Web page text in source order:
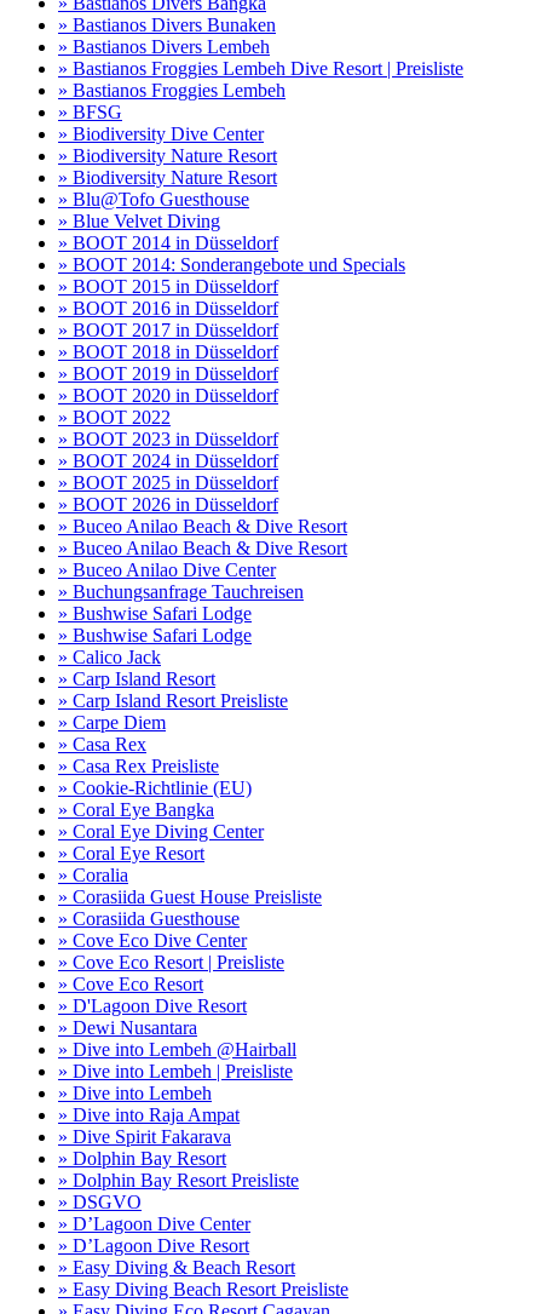
» Bastianos Divers Bunaken
» Bastianos Divers Lembeh
» Bastianos Froggies Lembeh Dive Resort | Preisliste
» Bastianos Froggies Lembeh
» BFSG
» Biodiversity Dive Center
» Biodiversity Nature Resort
» Biodiversity Nature Resort
» Blu@Tofo Guesthouse
» Blue Velvet Diving
» BOOT 2014 in Düsseldorf
» BOOT 2014: Sonderangebote und Specials
» BOOT 2015 in Düsseldorf
» BOOT 2016 in Düsseldorf
» BOOT 2017 in Düsseldorf
» BOOT 2018 in Düsseldorf
» BOOT 2019 in Düsseldorf
» BOOT 2020 in Düsseldorf
» BOOT 2022
» BOOT 2023 in Düsseldorf
» BOOT 2024 in Düsseldorf
» BOOT 2025 in Düsseldorf
» BOOT 2026 in Düsseldorf
» Buceo Anilao Beach & Dive Resort
» Buceo Anilao Beach & Dive Resort
» Buceo Anilao Dive Center
» Buchungsanfrage Tauchreisen
» Bushwise Safari Lodge
» Bushwise Safari Lodge
» Calico Jack
» Carp Island Resort
» Carp Island Resort Preisliste
» Carpe Diem
» Casa Rex
» Casa Rex Preisliste
» Cookie-Richtlinie (EU)
» Coral Eye Bangka
» Coral Eye Diving Center
» Coral Eye Resort
» Coralia
» Corasiida Guest House Preisliste
» Corasiida Guesthouse
» Cove Eco Dive Center
» Cove Eco Resort | Preisliste
» Cove Eco Resort
» D'Lagoon Dive Resort
» Dewi Nusantara
» Dive into Lembeh @Hairball
» Dive into Lembeh | Preisliste
» Dive into Lembeh
» Dive into Raja Ampat
» Dive Spirit Fakarava
» Dolphin Bay Resort
» Dolphin Bay Resort Preisliste
» DSGVO
» D’Lagoon Dive Center
» D’Lagoon Dive Resort
» Easy Diving & Beach Resort
» Easy Diving Beach Resort Preisliste